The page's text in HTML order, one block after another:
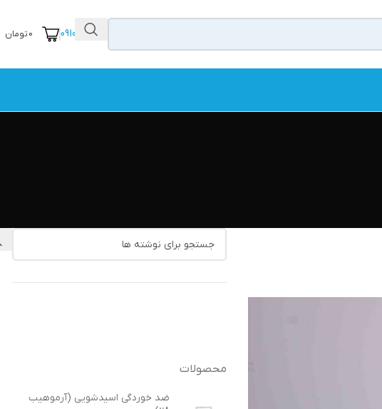
09104111456
0تومان
محصولات
ضد خوردگی اسیدشویی (آرموهیب